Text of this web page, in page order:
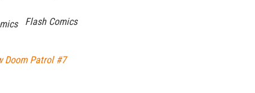
Flash Comics
Doom Patrol #7